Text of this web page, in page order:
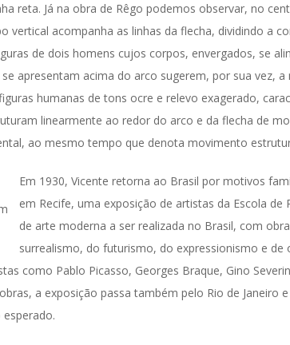
reta. Já na obra de Rêgo podemos observar, no
vertical acompanha as linhas da flecha, dividindo a
de dois homens cujos corpos, envergados, se
apresentam acima do arco sugerem, por sua vez,
humanas de tons ocre e relevo exagerado,
linearmente ao redor do arco e da flecha de
ao mesmo tempo que denota movimento
Em 1930, Vicente retorna ao Brasil por motivos
em Recife, uma exposição de artistas da Escola
de arte moderna a ser realizada no Brasil, com
surrealismo, do futurismo, do expressionismo e de
como Pablo Picasso, Georges Braque, Gino
a exposição passa também pelo Rio de Janeiro